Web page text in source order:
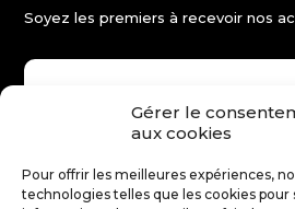
Gérer le
aux cookies
Pour offrir les meilleures expériences,
technologies telles que les cookies
Soyez les premiers à recevoir nos
Faire un don
Merci d'encourager le théâtre jeune